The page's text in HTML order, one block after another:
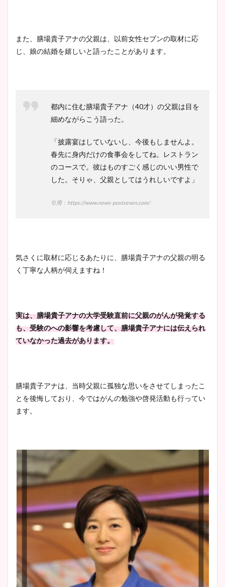
また、膳場貴子アナの父親は、以前女性セブンの取材に応
じ、娘の結婚を嬉しいと語ったことがあります。
都内に住む膳場貴子アナ（40才）の父親は目を
細めながらこう語った。
「披露宴はしていないし、今後もしませんよ。
春先に身内だけの食事会をしてね。レストラン
のコースで。彼はものすごく感じのいい男性で
した。そりゃ、父親としてはうれしいですよ」
引用：https://www.news-postseven.com/
気さくに取材に応じるあたりに、膳場貴子アナの父親の明る
く丁寧な人柄が伺えますね！
実は、膳場貴子アナの大学受験直前に父親のがんが発覚する
も、受験のへの影響を考慮して、膳場貴子アナには伝えられ
ていなかった過去があります。
膳場貴子アナは、当時父親に孤独な思いをさせてしまったこ
とを後悔しており、今ではがんの勉強や啓発活動も行ってい
ます。